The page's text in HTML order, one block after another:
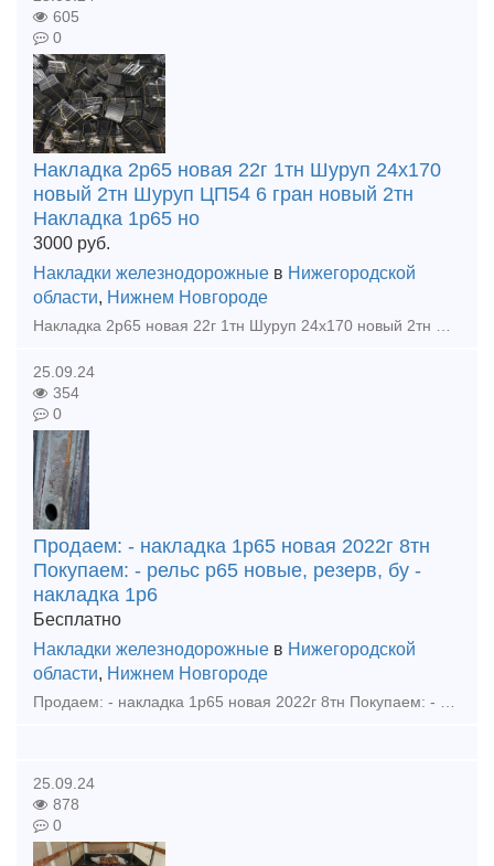
605
0
Накладка 2р65 новая 22г 1тн Шуруп 24х170
новый 2тн Шуруп ЦП54 6 гран новый 2тн
Накладка 1р65 но
3000 руб.
Накладки железнодорожные в Нижегородской
области, Нижнем Новгороде
Накладка 2р65 новая 22г 1тн Шуруп 24х170 новый 2тн Шуруп ЦП54 6 гран новый 2тн Накладка 1р65 новая 22г 2,5тн Костыль 16х16х165 новый 8тн Клеммный болт 22х75 голый новый 2,5тн Закладн
25.09.24
354
0
Продаем: - накладка 1р65 новая 2022г 8тн
Покупаем: - рельс р65 новые, резерв, бу -
накладка 1р6
Бесплатно
Накладки железнодорожные в Нижегородской
области, Нижнем Новгороде
Продаем: - накладка 1р65 новая 2022г 8тн Покупаем: - рельс р65 новые, резерв, бу - накладка 1р65, 2р65, 1р50 новая, резерв, бу - подкладка кб65, кд65, д65, дн6-65, сд65, ск65, кб50, кд50
25.09.24
878
0